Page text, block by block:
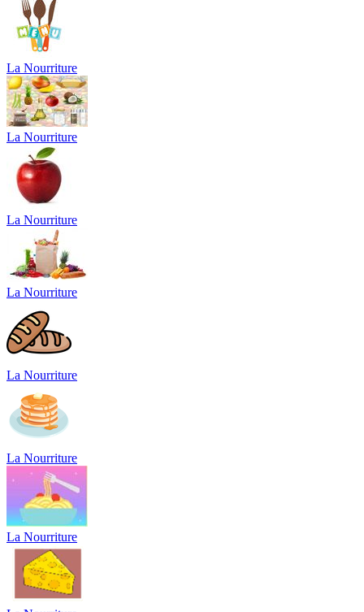
La Nourriture
La Nourriture
La Nourriture
La Nourriture
La Nourriture
La Nourriture
La Nourriture